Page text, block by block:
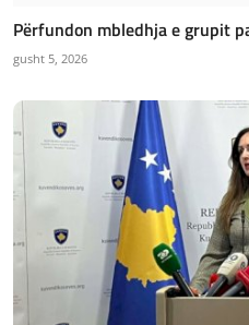
Përfundon mbledhja e grupit
gusht 5, 2026